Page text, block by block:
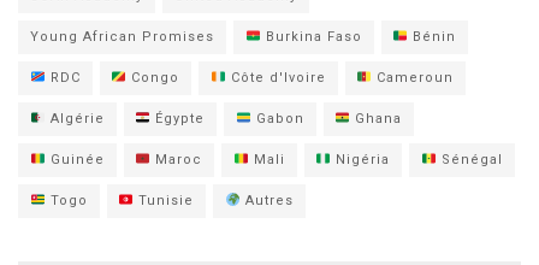
Young African Promises Burkina Faso Bénin
RDC Congo Côte d'Ivoire Cameroun
Algérie Égypte Gabon Ghana
Guinée Maroc Mali Nigéria Sénégal
Togo Tunisie Autres